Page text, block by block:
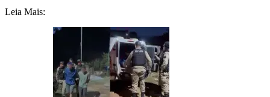
Leia Mais: